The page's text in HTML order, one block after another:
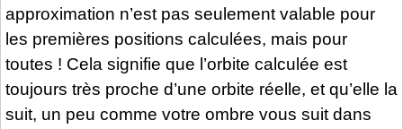
approximation n’est pas seulement valable pour
les premières positions calculées, mais pour
toutes ! Cela signifie que l’orbite calculée est
toujours très proche d’une orbite réelle, et qu’elle la
suit, un peu comme votre ombre vous suit dans